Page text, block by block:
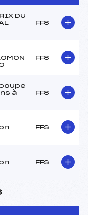
DU
FFS
FFS
à
FFS
FFS
FFS